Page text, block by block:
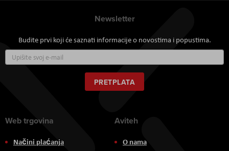
Newsletter
Budite prvi koji će saznati informacije o novostima i popustima.
se
za
naš
newsletter:
PRETPLATA
Web trgovina
Načini plaćanja
Aviteh
O nama